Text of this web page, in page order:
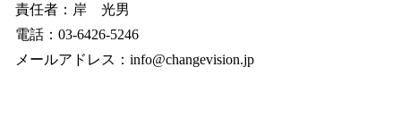
責任者：岸 光男
電話：03-6426-5246
メールアドレス：info@changevision.jp